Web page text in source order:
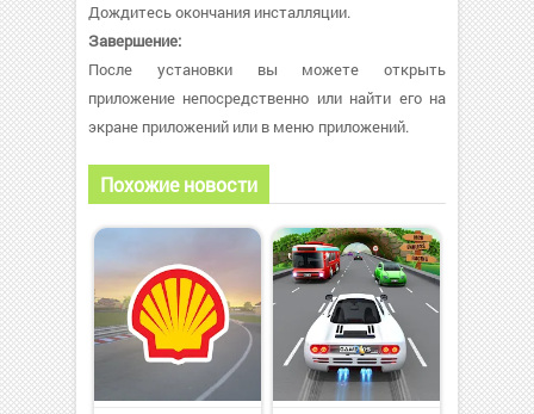
Дождитесь окончания инсталляции.
Завершение:
После установки вы можете открыть
приложение непосредственно или найти его на
экране приложений или в меню приложений.
Похожие новости